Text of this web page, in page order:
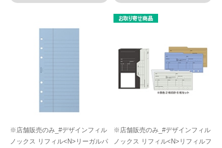
※店舗販売のみ_#デザインフィル
ノックス リフィル<N>リーガルパ
※店舗販売のみ_#デザインフィル
ノックス リフィル<N>リフィルフ